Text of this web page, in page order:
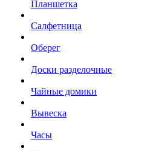
Планшетка
Салфетница
Оберег
Доски разделочные
Чайные домики
Вывеска
Часы